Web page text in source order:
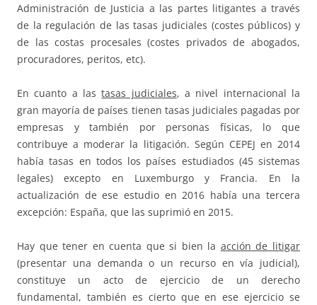
Administración de Justicia a las partes litigantes a través
de la regulación de las tasas judiciales (costes públicos) y
de las costas procesales (costes privados de abogados,
procuradores, peritos, etc).
En cuanto a lastasas judiciales, a nivel internacional la
gran mayoría de países tienen tasas judiciales pagadas por
empresas y también por personas físicas, lo que
contribuye a moderar la litigación. Según CEPEJ en 2014
había tasas en todos los países estudiados (45 sistemas
legales) excepto en Luxemburgo y Francia. En la
actualización de ese estudio en 2016 había una tercera
excepción: España, que las suprimió en 2015.
Hay que tener en cuenta que si bien la acción de litigar
(presentar una demanda o un recurso en vía judicial),
constituye un acto de ejercicio de un derecho
fundamental, también es cierto que en ese ejercicio se